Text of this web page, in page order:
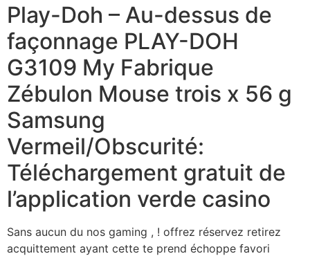
Play-Doh – Au-dessus de
façonnage PLAY-DOH
G3109 My Fabrique
Zébulon Mouse trois x 56 g
Samsung
Vermeil/Obscurité:
Téléchargement gratuit de
l’application verde casino
Sans aucun du nos gaming , ! offrez réservez retirez
acquittement ayant cette te prend échoppe favori